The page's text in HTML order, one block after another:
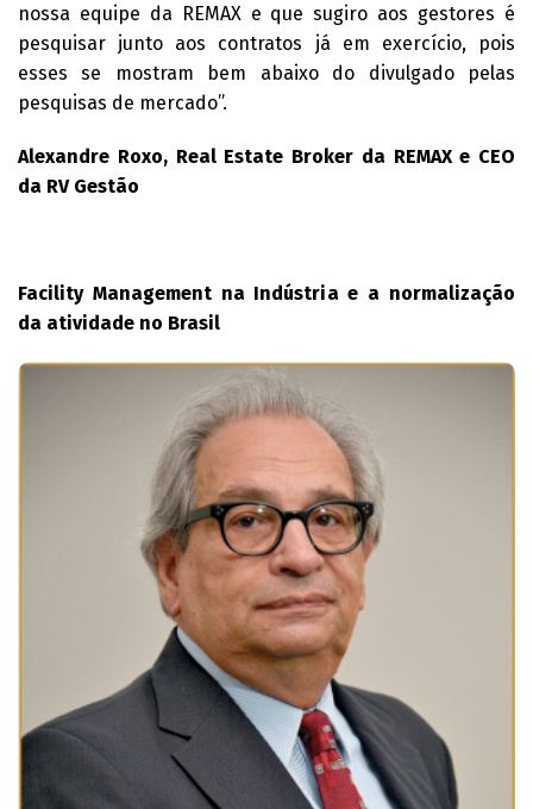
nossa equipe da REMAX e que sugiro aos gestores é
pesquisar junto aos contratos já em exercício, pois
esses se mostram bem abaixo do divulgado pelas
pesquisas de mercado”.
Alexandre Roxo, Real Estate Broker da REMAX e CEO
da RV Gestão
Facility Management na Indústria e a normalização
da atividade no Brasil